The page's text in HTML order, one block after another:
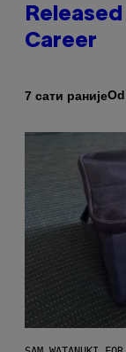
Career
7 сати ранијеOd